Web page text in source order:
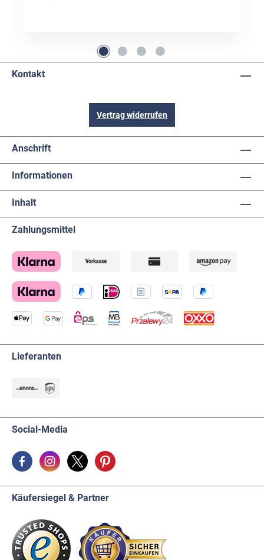
Kontakt
Vertrag widerrufen
Anschrift
Informationen
Inhalt
Zahlungsmittel
Lieferanten
Social-Media
Käufersiegel & Partner